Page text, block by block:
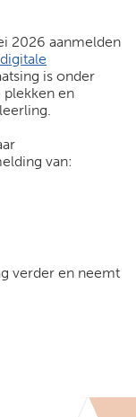
2026 aanmelden
is onder
plekken en
van:
verder en neemt